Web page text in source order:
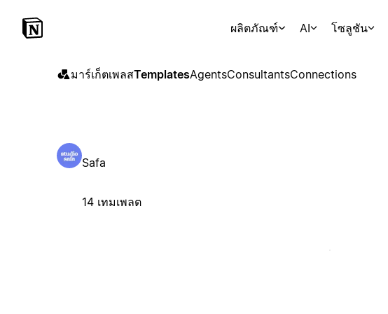
ผลิตภัณฑ์ AI โซลูชัน
มาร์เก็ตเพลสTemplatesAgentsConsultantsConnections
Safa
14 เทมเพลต